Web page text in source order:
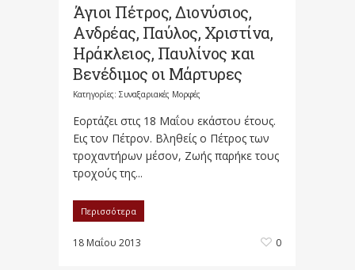
Άγιοι Πέτρος, Διονύσιος,
Ανδρέας, Παύλος, Χριστίνα,
Ηράκλειος, Παυλίνος και
Βενέδιμος οι Μάρτυρες
Κατηγορίες: Συναξαριακές Μορφές
Εορτάζει στις 18 Μαΐου εκάστου έτους.
Eις τον Πέτρον. Bληθείς ο Πέτρος των
τροχαντήρων μέσον, Ζωής παρήκε τους
τροχούς της...
Περισσότερα
18 Μαΐου 2013 0